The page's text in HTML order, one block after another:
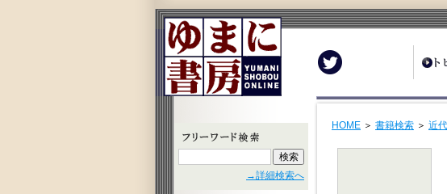
→詳細検索へ
HOME ＞ 書籍検索 ＞ 近